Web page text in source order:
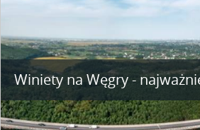
Winiety na Węgry -